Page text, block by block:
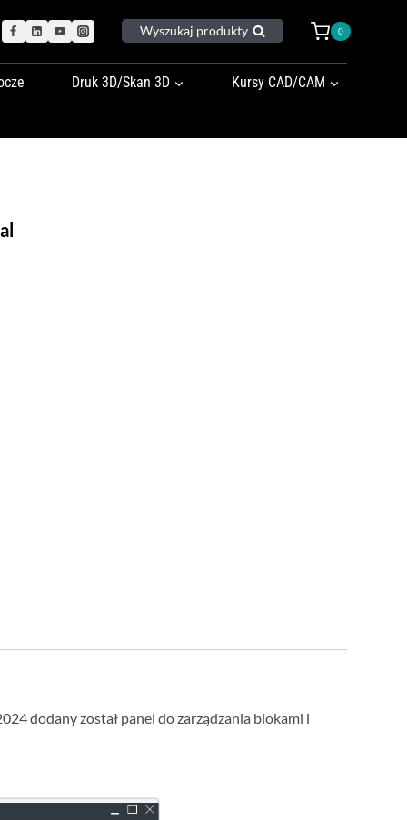
Wyszukaj produkty 0
Druk 3D/Skan 3D Kursy CAD/CAM
dodany został panel do zarządzania blokami i